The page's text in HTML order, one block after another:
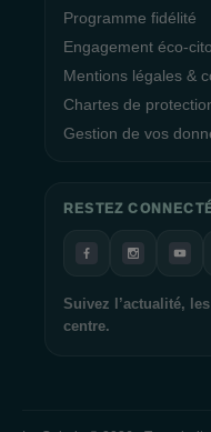
Programme fidélité
Engagement éco-
Mentions légales &
Chartes de
Gestion de vos
RESTEZ
Suivez l’actualité,
centre.